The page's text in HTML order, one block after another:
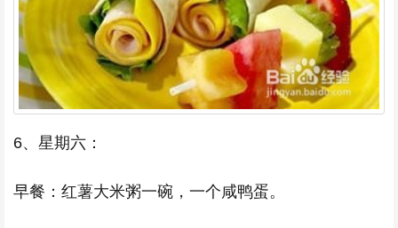
6、星期六：
早餐：红薯大米粥一碗，一个咸鸭蛋。